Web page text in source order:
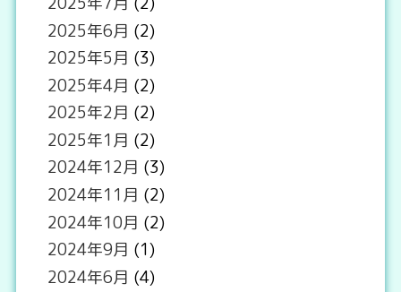
2025年6月 (2)
2025年5月 (3)
2025年4月 (2)
2025年2月 (2)
2025年1月 (2)
2024年12月 (3)
2024年11月 (2)
2024年10月 (2)
2024年9月 (1)
2024年6月 (4)